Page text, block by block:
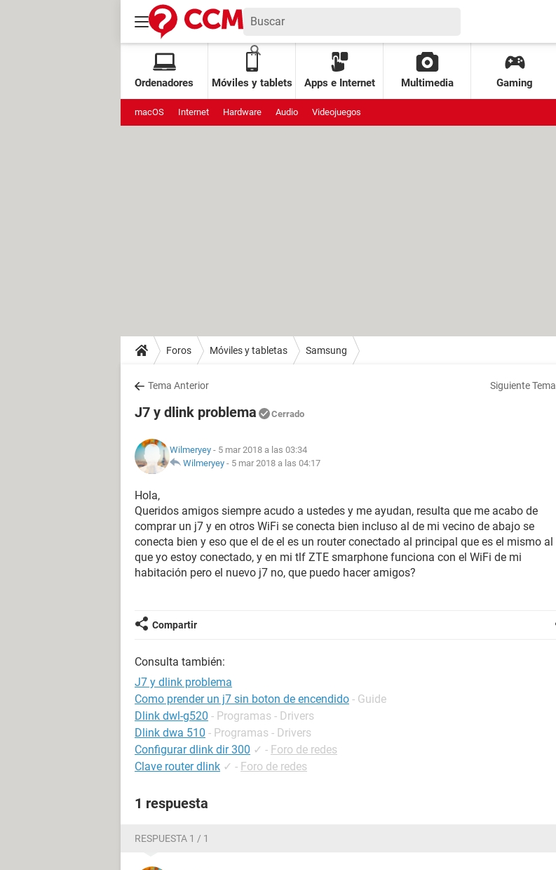
Ordenadores Móviles y tablets Apps e Internet Multimedia Gaming
macOS Internet Hardware Audio Videojuegos
Foros Móviles y tabletas Samsung
Tema Anterior Siguiente Tema
J7 y dlink problema Cerrado
Wilmeryey - 5 mar 2018 a las 03:34
Wilmeryey - 5 mar 2018 a las 04:17
Hola,
Queridos amigos siempre acudo a ustedes y me ayudan, resulta que me acabo de
comprar un j7 y en otros WiFi se conecta bien incluso al de mi vecino de abajo se
conecta bien y eso que el de el es un router conectado al principal que es el mismo al
que yo estoy conectado, y en mi tlf ZTE smarphone funciona con el WiFi de mi
habitación pero el nuevo j7 no, que puedo hacer amigos?
Compartir
Consulta también:
J7 y dlink problema
Como prender un j7 sin boton de encendido - Guide
Dlink dwl-g520 - Programas - Drivers
Dlink dwa 510 - Programas - Drivers
Configurar dlink dir 300 ✓ - Foro de redes
Clave router dlink ✓ - Foro de redes
1 respuesta
RESPUESTA 1 / 1